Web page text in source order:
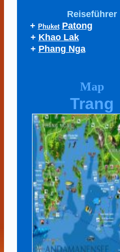
Reiseführer
+ Phuket Patong
+ Khao Lak
+ Phang Nga
Map
Trang